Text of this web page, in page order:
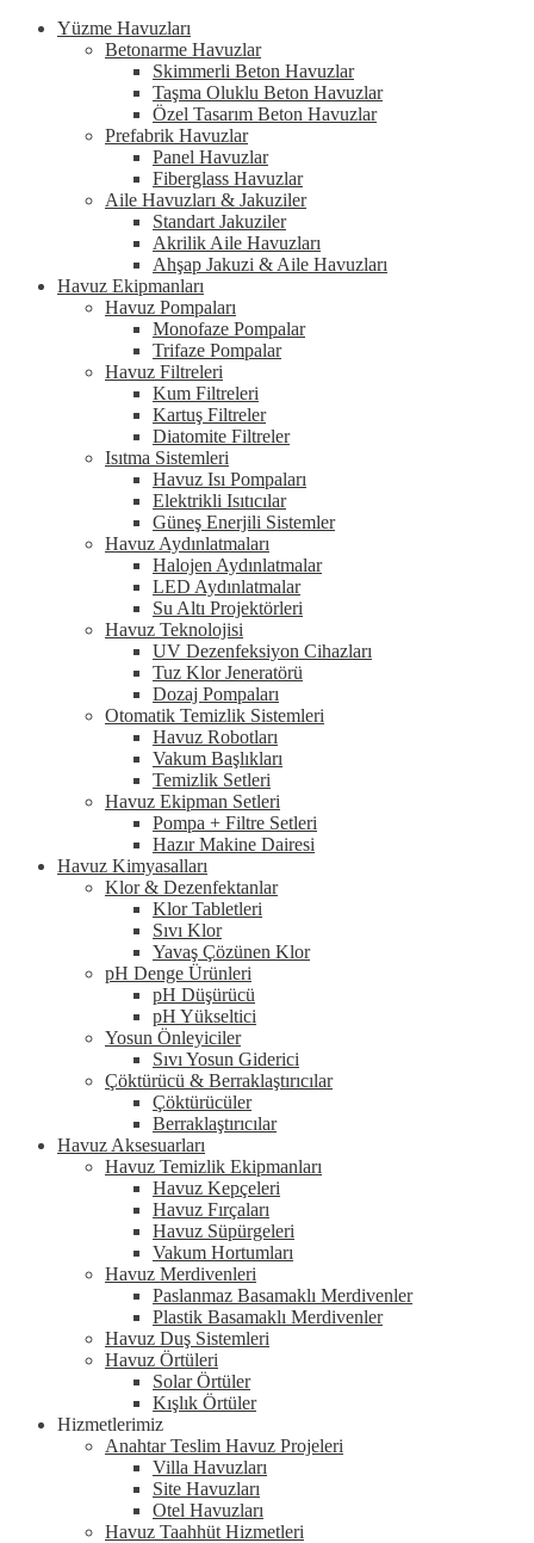
Yüzme Havuzları
Betonarme Havuzlar
Skimmerli Beton Havuzlar
Taşma Oluklu Beton Havuzlar
Özel Tasarım Beton Havuzlar
Prefabrik Havuzlar
Panel Havuzlar
Fiberglass Havuzlar
Aile Havuzları & Jakuziler
Standart Jakuziler
Akrilik Aile Havuzları
Ahşap Jakuzi & Aile Havuzları
Havuz Ekipmanları
Havuz Pompaları
Monofaze Pompalar
Trifaze Pompalar
Havuz Filtreleri
Kum Filtreleri
Kartuş Filtreler
Diatomite Filtreler
Isıtma Sistemleri
Havuz Isı Pompaları
Elektrikli Isıtıcılar
Güneş Enerjili Sistemler
Havuz Aydınlatmaları
Halojen Aydınlatmalar
LED Aydınlatmalar
Su Altı Projektörleri
Havuz Teknolojisi
UV Dezenfeksiyon Cihazları
Tuz Klor Jeneratörü
Dozaj Pompaları
Otomatik Temizlik Sistemleri
Havuz Robotları
Vakum Başlıkları
Temizlik Setleri
Havuz Ekipman Setleri
Pompa + Filtre Setleri
Hazır Makine Dairesi
Havuz Kimyasalları
Klor & Dezenfektanlar
Klor Tabletleri
Sıvı Klor
Yavaş Çözünen Klor
pH Denge Ürünleri
pH Düşürücü
pH Yükseltici
Yosun Önleyiciler
Sıvı Yosun Giderici
Çöktürücü & Berraklaştırıcılar
Çöktürücüler
Berraklaştırıcılar
Havuz Aksesuarları
Havuz Temizlik Ekipmanları
Havuz Kepçeleri
Havuz Fırçaları
Havuz Süpürgeleri
Vakum Hortumları
Havuz Merdivenleri
Paslanmaz Basamaklı Merdivenler
Plastik Basamaklı Merdivenler
Havuz Duş Sistemleri
Havuz Örtüleri
Solar Örtüler
Kışlık Örtüler
Hizmetlerimiz
Anahtar Teslim Havuz Projeleri
Villa Havuzları
Site Havuzları
Otel Havuzları
Havuz Taahhüt Hizmetleri